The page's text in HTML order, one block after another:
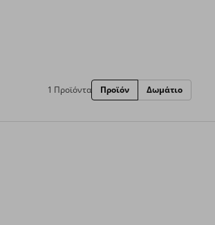
1 Προϊόντα Προϊόν Δωμάτιο